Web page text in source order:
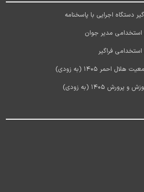
دستگاه اجرایی با پاسخنامه
استخدامی مدیر جوان
فراگیر
احمر 1405 (به زودی)
1405 (به زودی)